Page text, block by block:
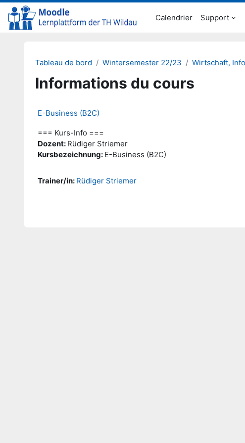
Passer au contenu principal
Calendrier
Support
Tableau de bord Wintersemester 22/23 Wirtschaft,
Informations du cours
E-Business (B2C)
=== Kurs-Info ===
Dozent: Rüdiger Striemer
Kursbezeichnung: E-Business (B2C)
Trainer/in: Rüdiger Striemer